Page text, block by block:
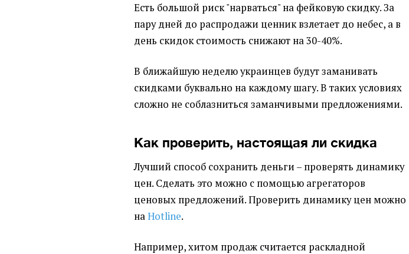
Есть большой риск "нарваться" на фейковую скидку. За
пару дней до распродажи ценник взлетает до небес, а в
день скидок стоимость снижают на 30-40%.
В ближайшую неделю украинцев будут заманивать
скидками буквально на каждому шагу. В таких условиях
сложно не соблазниться заманчивыми предложениями.
Как проверить, настоящая ли скидка
Лучший способ сохранить деньги – проверять динамику
цен. Сделать это можно с помощью агрегаторов
ценовых предложений. Проверить динамику цен можно
наHotline.
Например, хитом продаж считается раскладной